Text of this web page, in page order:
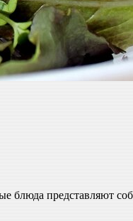
блюда представляют